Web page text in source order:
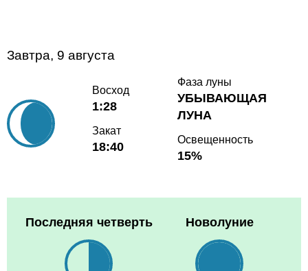
Завтра, 9 августа
Восход
1:28
Закат
18:40
Фаза луны
УБЫВАЮЩАЯ
ЛУНА
Освещенность
15%
Последняя четверть Новолуние